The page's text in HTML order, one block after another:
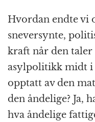
Hvordan endte vi
sneversynte,
kraft når den
asylpolitikk midt i
opptatt av den
den åndelige? Ja,
hva åndelige